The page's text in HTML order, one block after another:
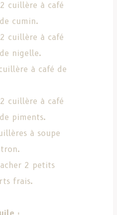
cuillère à café
cumin.
cuillère à café
nigelle.
à café de
cuillère à café
piments.
à soupe
2 petits
frais.